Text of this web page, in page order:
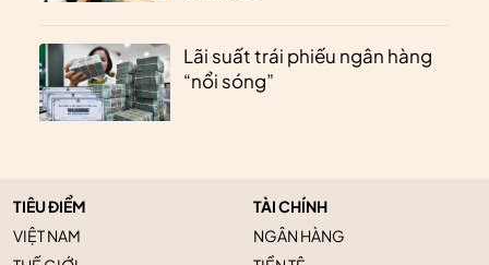
Lãi suất trái phiếu ngân hàng
“nổi sóng”
TIÊU ĐIỂM
VIỆT NAM
TÀI CHÍNH
NGÂN HÀNG